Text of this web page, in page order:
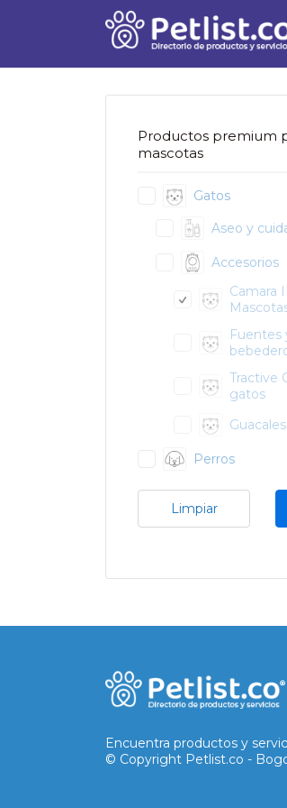
Buscar
por:
Productos premium
mascotas
Gatos
Aseo y
Accesorios
Camara
Fuentes
Tractive
gatos
Guacales
Perros
Limpiar
Encuentra productos y
© Copyright Petlist.co -